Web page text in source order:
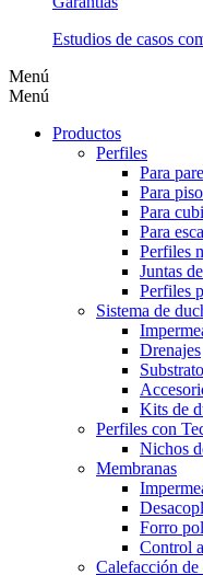
Estudios de casos
Menú
Menú
Productos
Perfiles
Para
Para
Para
Para
Perfiles
Juntas
Perfiles
Sistema de
Drenajes
Kits de
Perfiles con
Nichos
Membranas
Forro
Control
Calefacción de